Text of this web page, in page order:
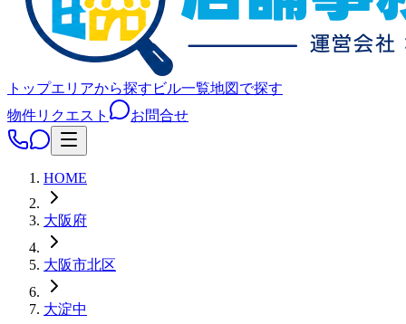
トップエリアから探す ビル一覧地図で探す
物件リクエスト
お問合せ
HOME
大阪府
大阪市北区
大淀中